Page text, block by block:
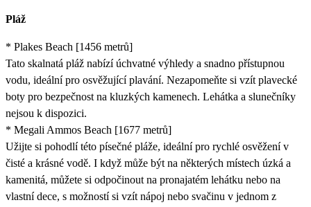
Pláž
* Plakes Beach [1456 metrů]
Tato skalnatá pláž nabízí úchvatné výhledy a snadno přístupnou
vodu, ideální pro osvěžující plavání. Nezapomeňte si vzít plavecké
boty pro bezpečnost na kluzkých kamenech. Lehátka a slunečníky
nejsou k dispozici.
* Megali Ammos Beach [1677 metrů]
Užijte si pohodlí této písečné pláže, ideální pro rychlé osvěžení v
čisté a krásné vodě. I když může být na některých místech úzká a
kamenitá, můžete si odpočinout na pronajatém lehátku nebo na
vlastní dece, s možností si vzít nápoj nebo svačinu v jednom z